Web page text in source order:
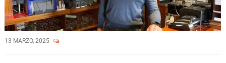
13 MARZO, 2025